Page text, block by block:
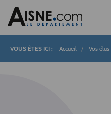
Fil
Accueil Vos élus